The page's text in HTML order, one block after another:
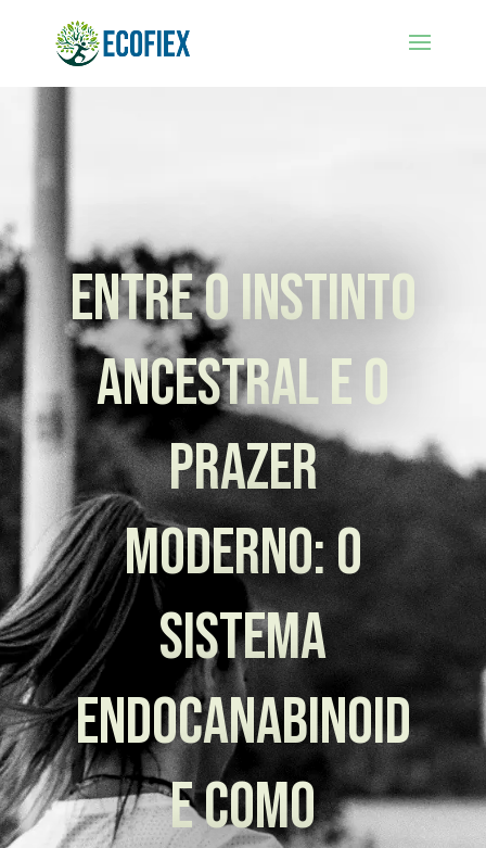
Entre o instinto
ancestral e o
prazer
moderno: o
sistema
endocanabinoid
e como